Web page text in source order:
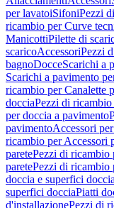
per lavatoiSifoniPezzi
ricambio per Curve
ManicottiPilette di
scaricoAccessoriPezzi
bagnoDocceScarichi a
Scarichi a pavimento
ricambio per Canalette
docciaPezzi di ricambio
per doccia a pavimento
pavimentoAccessori
ricambio per Accessori
paretePezzi di ricambio
paretePezzi di ricambio
doccia e superfici doccia
superfici docciaPiatti
d'installazionePezzi di